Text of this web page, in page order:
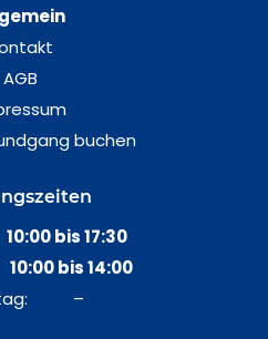
AGB
buchen
10:00 bis 17:30
10:00 bis 14:00
–